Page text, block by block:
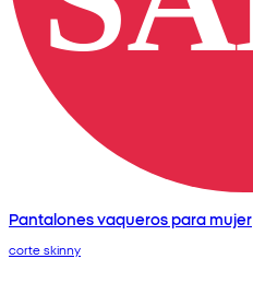
Pantalones vaqueros para mujer
corte skinny